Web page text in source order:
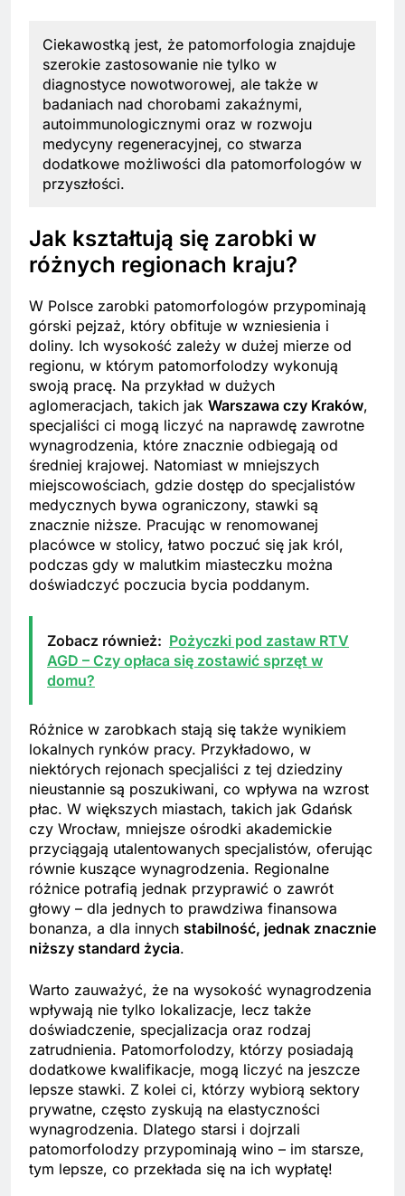
Ciekawostką jest, że patomorfologia znajduje
szerokie zastosowanie nie tylko w
diagnostyce nowotworowej, ale także w
badaniach nad chorobami zakaźnymi,
autoimmunologicznymi oraz w rozwoju
medycyny regeneracyjnej, co stwarza
dodatkowe możliwości dla patomorfologów w
przyszłości.
Jak kształtują się zarobki w
różnych regionach kraju?
W Polsce zarobki patomorfologów przypominają
górski pejzaż, który obfituje w wzniesienia i
doliny. Ich wysokość zależy w dużej mierze od
regionu, w którym patomorfolodzy wykonują
swoją pracę. Na przykład w dużych
aglomeracjach, takich jak Warszawa czy Kraków,
specjaliści ci mogą liczyć na naprawdę zawrotne
wynagrodzenia, które znacznie odbiegają od
średniej krajowej. Natomiast w mniejszych
miejscowościach, gdzie dostęp do specjalistów
medycznych bywa ograniczony, stawki są
znacznie niższe. Pracując w renomowanej
placówce w stolicy, łatwo poczuć się jak król,
podczas gdy w malutkim miasteczku można
doświadczyć poczucia bycia poddanym.
Zobacz również: Pożyczki pod zastaw RTV
AGD – Czy opłaca się zostawić sprzęt w
domu?
Różnice w zarobkach stają się także wynikiem
lokalnych rynków pracy. Przykładowo, w
niektórych rejonach specjaliści z tej dziedziny
nieustannie są poszukiwani, co wpływa na wzrost
płac. W większych miastach, takich jak Gdańsk
czy Wrocław, mniejsze ośrodki akademickie
przyciągają utalentowanych specjalistów, oferując
równie kuszące wynagrodzenia. Regionalne
różnice potrafią jednak przyprawić o zawrót
głowy – dla jednych to prawdziwa finansowa
bonanza, a dla innych stabilność, jednak znacznie
niższy standard życia.
Warto zauważyć, że na wysokość wynagrodzenia
wpływają nie tylko lokalizacje, lecz także
doświadczenie, specjalizacja oraz rodzaj
zatrudnienia. Patomorfolodzy, którzy posiadają
dodatkowe kwalifikacje, mogą liczyć na jeszcze
lepsze stawki. Z kolei ci, którzy wybiorą sektory
prywatne, często zyskują na elastyczności
wynagrodzenia. Dlatego starsi i dojrzali
patomorfolodzy przypominają wino – im starsze,
tym lepsze, co przekłada się na ich wypłatę!